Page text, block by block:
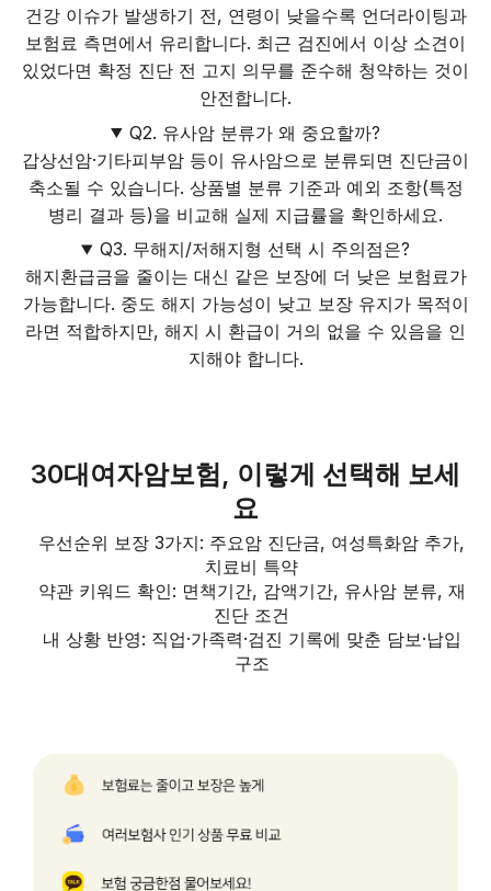
건강 이슈가 발생하기 전, 연령이 낮을수록 언더라이팅과
보험료 측면에서 유리합니다. 최근 검진에서 이상 소견이
있었다면 확정 진단 전 고지 의무를 준수해 청약하는 것이
안전합니다.
Q2. 유사암 분류가 왜 중요할까?
갑상선암·기타피부암 등이 유사암으로 분류되면 진단금이
축소될 수 있습니다. 상품별 분류 기준과 예외 조항(특정
병리 결과 등)을 비교해 실제 지급률을 확인하세요.
Q3. 무해지/저해지형 선택 시 주의점은?
해지환급금을 줄이는 대신 같은 보장에 더 낮은 보험료가
가능합니다. 중도 해지 가능성이 낮고 보장 유지가 목적이
라면 적합하지만, 해지 시 환급이 거의 없을 수 있음을 인
지해야 합니다.
30대여자암보험, 이렇게 선택해 보세
요
우선순위 보장 3가지: 주요암 진단금, 여성특화암 추가,
치료비 특약
약관 키워드 확인: 면책기간, 감액기간, 유사암 분류, 재
진단 조건
내 상황 반영: 직업·가족력·검진 기록에 맞춘 담보·납입
구조